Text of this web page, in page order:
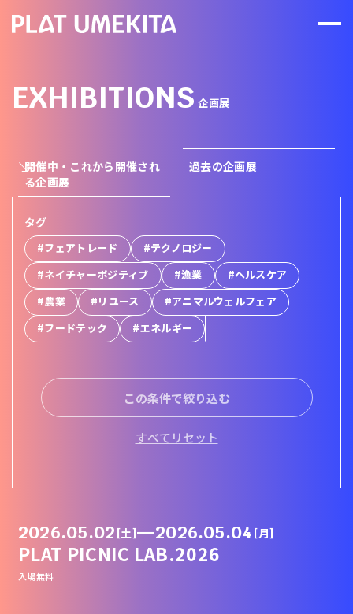
EXHIBITIONS 企画展
開催中・これから開催され
る企画展
過去の企画展
タグ
#フェアトレード
#テクノロジー
#ネイチャーポジティブ
#漁業
#ヘルスケア
#農業
#リユース
#アニマルウェルフェア
#フードテック
#エネルギー
この条件で絞り込む
すべてリセット
2026.05.02 [土] —2026.05.04 [月]
PLAT PICNIC LAB.2026
入場無料